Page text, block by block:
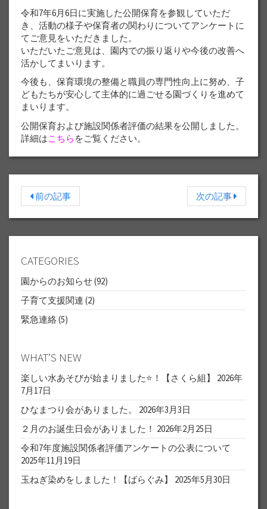
令和7年6月6日に実施した公開保育を参観していただ
き、活動の様子や保育者の関わりについてアンケートに
てご意見をいただきました。
いただいたご意見は、園内での振り返りや今後の改善へ
活かしてまいります。
今後も、保育環境の整備と職員の専門性向上に努め、子
どもたちが安心して主体的に過ごせる園づくりを進めて
まいります。
公開保育および施設関係者評価の結果を公開しました。
詳細はこちら をご覧ください。
前の記事 次の記事
CATEGORIES
園からのお知らせ(92)
子育て支援関連 (2)
緊急連絡(5)
WHAT’S NEW
楽しい水あそびが始まりました⭐！【さくら組】
2026年
7月17日
ひなまつり会がありました。
2026年3月3日
２月のお誕生日会がありました！ 2026年2月25日
令和7年度施設関係者評価アンケートの公表について
2025年11月19日
玉ねぎ染めをしました！【ばらぐみ】
2025年5月30日